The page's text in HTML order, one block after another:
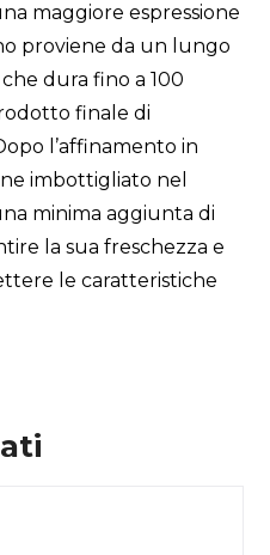
maggiore espressione
proviene da un lungo
dura fino a 100
finale di
l’affinamento in
imbottigliato nel
minima aggiunta di
la sua freschezza e
le caratteristiche